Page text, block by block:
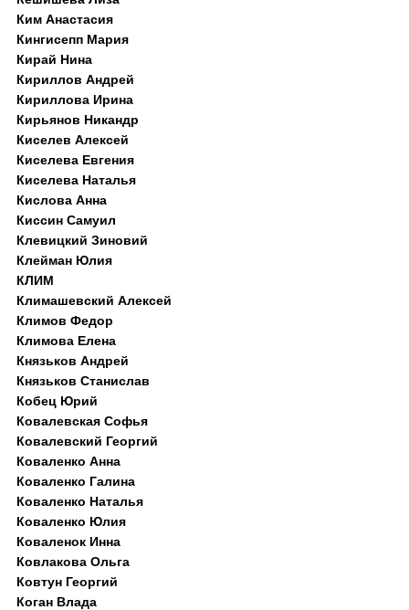
Ким Анастасия
Кингисепп Мария
Кирай Нина
Кириллов Андрей
Кириллова Ирина
Кирьянов Никандр
Киселев Алексей
Киселева Евгения
Киселева Наталья
Кислова Анна
Киссин Самуил
Клевицкий Зиновий
Клейман Юлия
КЛИМ
Климашевский Алексей
Климов Федор
Климова Елена
Князьков Андрей
Князьков Станислав
Кобец Юрий
Ковалевская Софья
Ковалевский Георгий
Коваленко Анна
Коваленко Галина
Коваленко Наталья
Коваленко Юлия
Коваленок Инна
Ковлакова Ольга
Ковтун Георгий
Коган Влада